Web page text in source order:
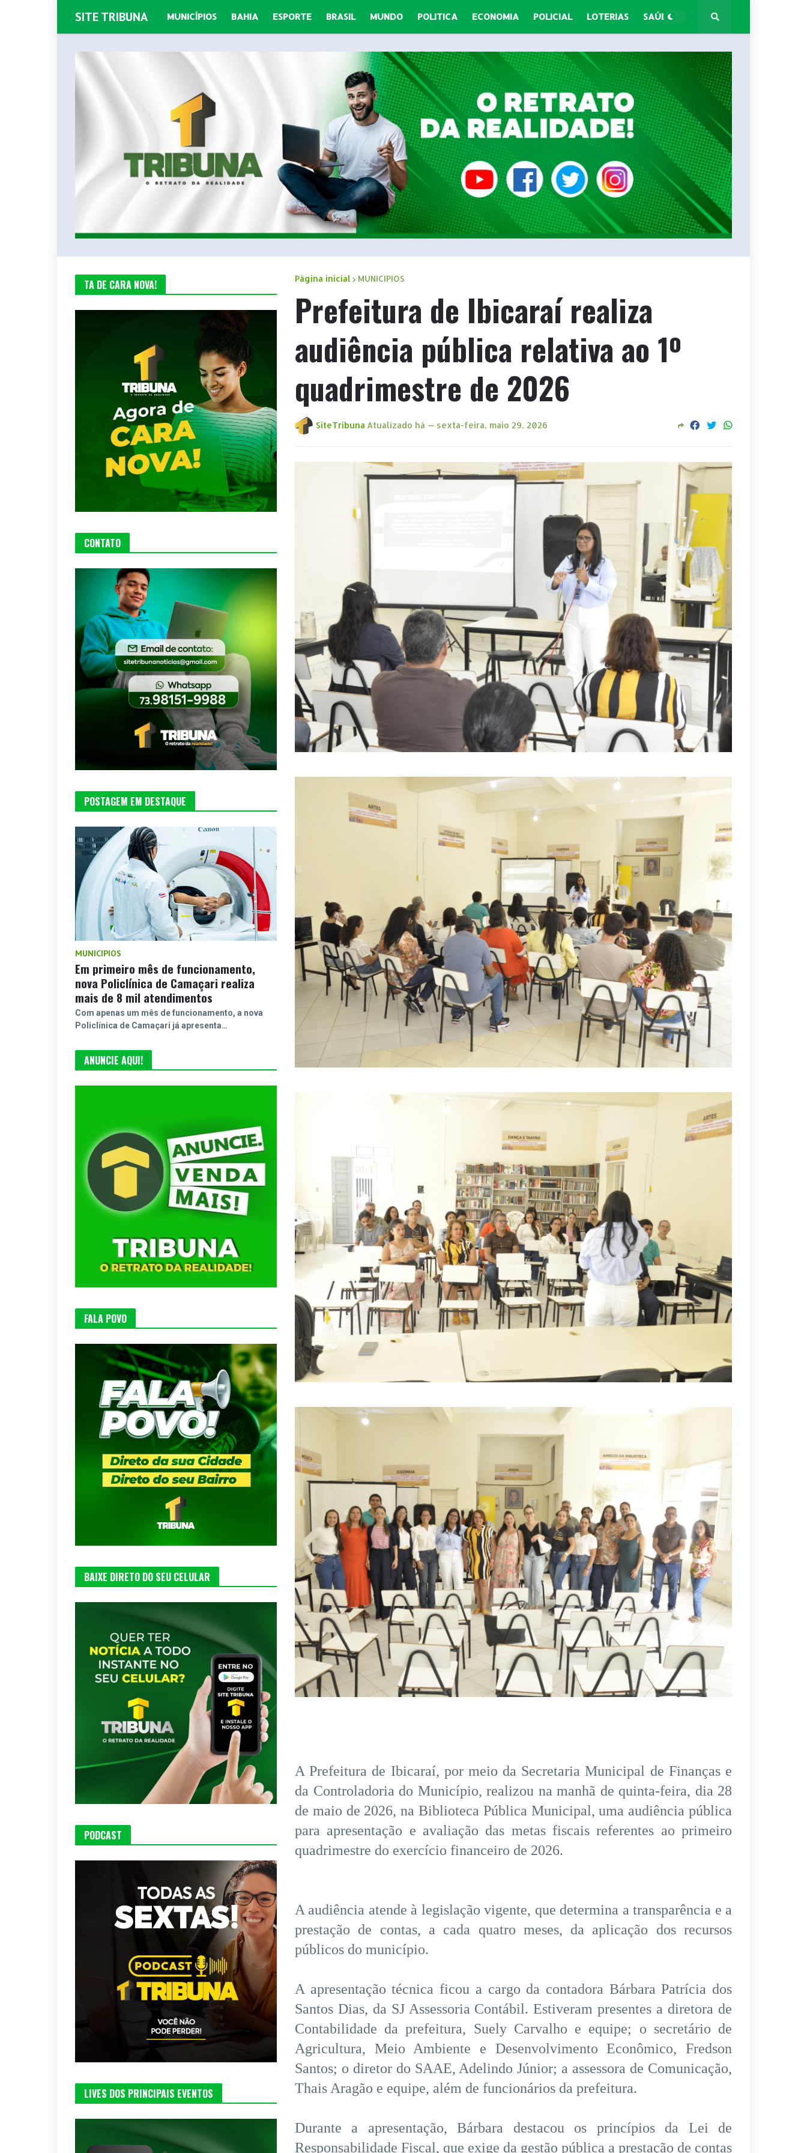
SITE TRIBUNA MUNICÍPIOS BAHIA ESPORTE BRASIL MUNDO POLITICA ECONOMIA POLICIAL LOTERIAS SAÚDE
Página inicial MUNICIPIOS
Prefeitura de Ibicaraí realiza
audiência pública relativa ao 1º
quadrimestre de 2026
SiteTribuna Atualizado há — sexta-feira, maio 29, 2026
A Prefeitura de Ibicaraí, por meio da Secretaria Municipal de Finanças e
da Controladoria do Município, realizou na manhã de quinta-feira, dia 28
de maio de 2026, na Biblioteca Pública Municipal, uma audiência pública
para apresentação e avaliação das metas fiscais referentes ao primeiro
quadrimestre do exercício financeiro de 2026.
A audiência atende à legislação vigente, que determina a transparência e a
prestação de contas, a cada quatro meses, da aplicação dos recursos
públicos do município.
A apresentação técnica ficou a cargo da contadora Bárbara Patrícia dos
Santos Dias, da SJ Assessoria Contábil. Estiveram presentes a diretora de
Contabilidade da prefeitura, Suely Carvalho e equipe; o secretário de
Agricultura, Meio Ambiente e Desenvolvimento Econômico, Fredson
Santos; o diretor do SAAE, Adelindo Júnior; a assessora de Comunicação,
Thais Aragão e equipe, além de funcionários da prefeitura.
Durante a apresentação, Bárbara destacou os princípios da Lei de
Responsabilidade Fiscal, que exige da gestão pública a prestação de contas
TA DE CARA NOVA!
CONTATO
POSTAGEM EM DESTAQUE
MUNICIPIOS
Em primeiro mês de funcionamento,
nova Policlínica de Camaçari realiza
mais de 8 mil atendimentos
Com apenas um mês de funcionamento, a nova
Policlínica de Camaçari já apresenta…
ANUNCIE AQUI!
FALA POVO
BAIXE DIRETO DO SEU CELULAR
PODCAST
LIVES DOS PRINCIPAIS EVENTOS